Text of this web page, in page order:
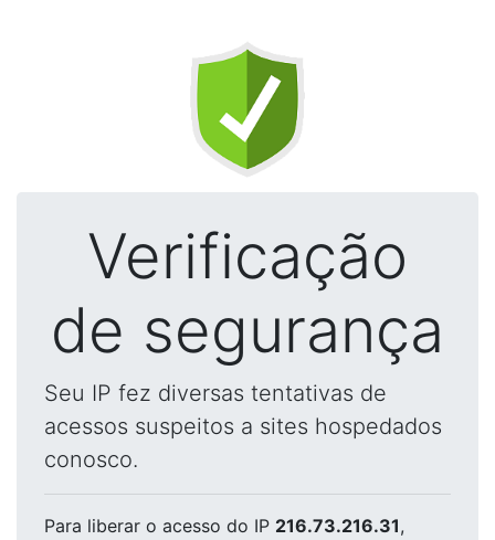
Verificação
de segurança
Seu IP fez diversas tentativas de
acessos suspeitos a sites hospedados
conosco.
Para liberar o acesso do IP 216.73.216.31,